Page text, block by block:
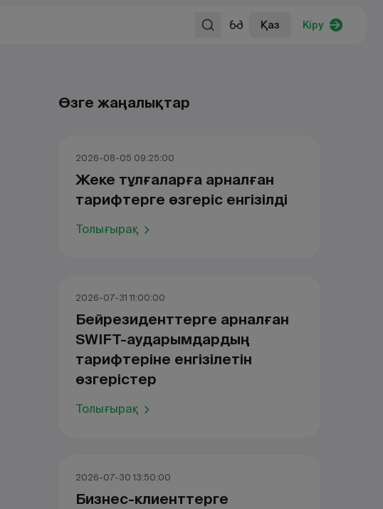
Қаз Кіру
Өзге жаңалықтар
2026-08-05 09:25:00
Жеке тұлғаларға арналған
тарифтерге өзгеріс енгізілді
Толығырақ
2026-07-31 11:00:00
Бейрезиденттерге арналған
SWIFT-аударымдардың
тарифтеріне енгізілетін
өзгерістер
Толығырақ
2026-07-30 13:50:00
Бизнес-клиенттерге